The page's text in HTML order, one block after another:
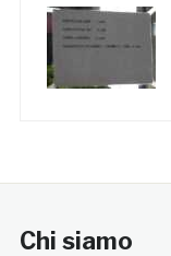
Chi siamo